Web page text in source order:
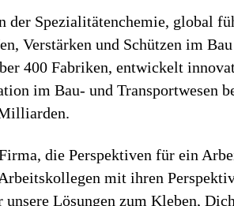
der Spezialitätenchemie, global
Verstärken und Schützen im
400 Fabriken, entwickelt
im Bau- und Transportwesen
die Perspektiven für ein
mit ihren
Lösungen zum Kleben,